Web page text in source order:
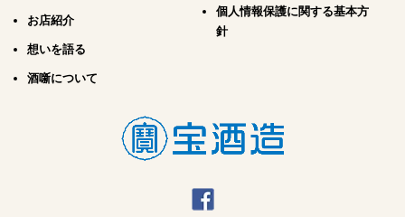
お店紹介
想いを語る
酒噺について
個人情報保護に関する基本方
針